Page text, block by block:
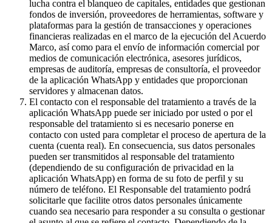
lucha contra el blanqueo de capitales, entidades que gestionan
fondos de inversión, proveedores de herramientas, software y
plataformas para la gestión de transacciones y operaciones
financieras realizadas en el marco de la ejecución del Acuerdo
Marco, así como para el envío de información comercial por
medios de comunicación electrónica, asesores jurídicos,
empresas de auditoría, empresas de consultoría, el proveedor
de la aplicación WhatsApp y entidades que proporcionan
servidores y almacenan datos.
El contacto con el responsable del tratamiento a través de la
aplicación WhatsApp puede ser iniciado por usted o por el
responsable del tratamiento si es necesario ponerse en
contacto con usted para completar el proceso de apertura de la
cuenta (cuenta real). En consecuencia, sus datos personales
pueden ser transmitidos al responsable del tratamiento
(dependiendo de su configuración de privacidad en la
aplicación WhatsApp) en forma de su foto de perfil y su
número de teléfono. El Responsable del tratamiento podrá
solicitarle que facilite otros datos personales únicamente
cuando sea necesario para responder a su consulta o gestionar